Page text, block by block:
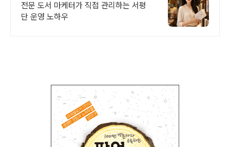
전문 도서 마케터가 직접 관리하는 서평
단 운영 노하우